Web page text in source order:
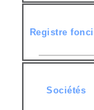
Registre
Sociétés